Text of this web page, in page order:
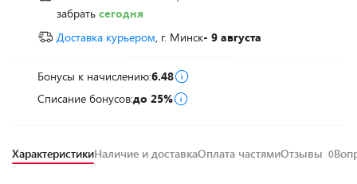
забрать сегодня
Доставка курьером, г. Минск- 9 августа
Бонусы к начислению:6.48
Списание бонусов:до 25%
ХарактеристикиНаличие и доставкаОплата частямиОтзывы 0